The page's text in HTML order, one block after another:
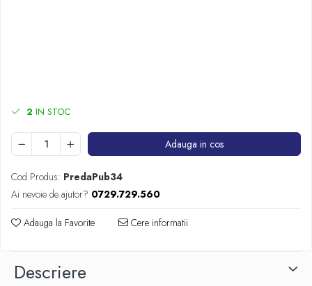
2 IN STOC
Adauga in cos
Cod Produs: PredaPub34
Ai nevoie de ajutor? 0729.729.560
Adauga la Favorite Cere informatii
Descriere